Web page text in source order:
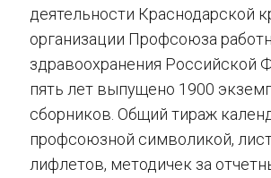
деятельности Краснодарской
организации Профсоюза
здравоохранения Российской
пять лет выпущено 1900
сборников. Общий тираж
профсоюзной символикой,
лифлетов, методичек за